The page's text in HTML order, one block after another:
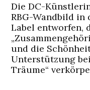
Die DC-
RBG-Wandbild in
Label entworfen,
und die
Unterstützung
Träume“